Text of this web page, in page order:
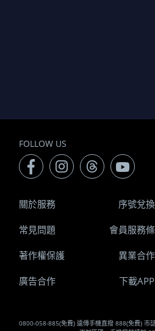
FOLLOW US
0800-058-885(免費) 遠傳手機直撥 888(免費) 市
關於服務 序號兌換
常見問題 會員服務
著作權保護 異業合作
廣告合作 下載APP